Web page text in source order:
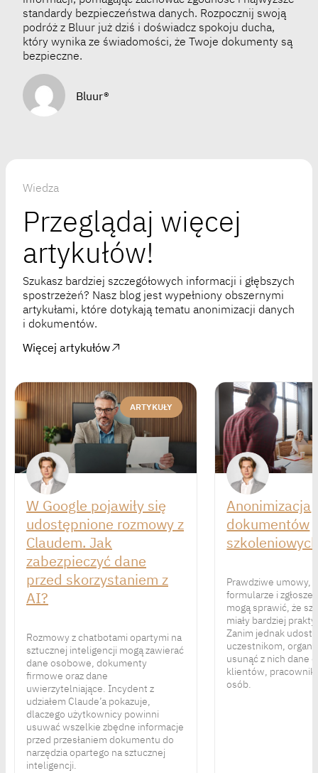
standardy bezpieczeństwa danych. Rozpocznij swoją
podróż z Bluur już dziś i doświadcz spokoju ducha,
który wynika ze świadomości, że Twoje dokumenty są
bezpieczne.
Bluur®
Wiedza
Przeglądaj więcej
artykułów!
Szukasz bardziej szczegółowych informacji i głębszych
spostrzeżeń? Nasz blog jest wypełniony obszernymi
artykułami, które dotykają tematu anonimizacji danych
i dokumentów.
Więcej artykułów
ARTYKUŁY
W Google pojawiły się
udostępnione rozmowy z
Claudem. Jak
zabezpieczyć dane
przed skorzystaniem z
AI?
Rozmowy z chatbotami opartymi na
sztucznej inteligencji mogą zawierać
dane osobowe, dokumenty
firmowe oraz dane
uwierzytelniające. Incydent z
udziałem Claude’a pokazuje,
dlaczego użytkownicy powinni
usuwać wszelkie zbędne informacje
przed przesłaniem dokumentu do
narzędzia opartego na sztucznej
inteligencji.
Anonimizacja
dokumentów
Prawdziwe umowy,
formularze i
mogą sprawić, że
miały bardziej
Zanim jednak
uczestnikom,
usunąć z nich dane
klientów,
osób.